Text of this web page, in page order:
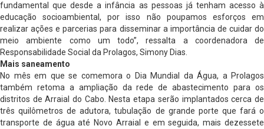
fundamental que desde a infância as pessoas já tenham acesso à
educação socioambiental, por isso não poupamos esforços em
realizar ações e parcerias para disseminar a importância de cuidar do
meio ambiente como um todo”, ressalta a coordenadora de
Responsabilidade Social da Prolagos, Simony Dias.
Mais saneamento
No mês em que se comemora o Dia Mundial da Água, a Prolagos
também retoma a ampliação da rede de abastecimento para os
distritos de Arraial do Cabo. Nesta etapa serão implantados cerca de
três quilômetros de adutora, tubulação de grande porte que fará o
transporte de água até Novo Arraial e em seguida, mais dezessete